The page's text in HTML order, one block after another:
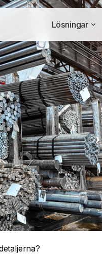
Lösningar